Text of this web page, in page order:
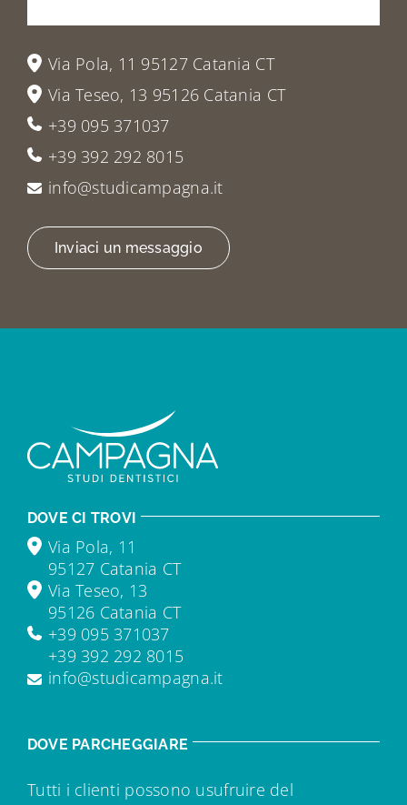
Via Pola, 11 95127 Catania CT
Via Teseo, 13 95126 Catania CT
+39 095 371037
+39 392 292 8015
info@studicampagna.it
Inviaci un messaggio
DOVE CI TROVI
Via Pola, 11
95127 Catania CT
Via Teseo, 13
95126 Catania CT
+39 095 371037
+39 392 292 8015
info@studicampagna.it
DOVE PARCHEGGIARE
Tutti i clienti possono usufruire del